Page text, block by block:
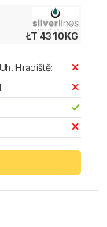
ŁT 43 10KG
Hradiště: